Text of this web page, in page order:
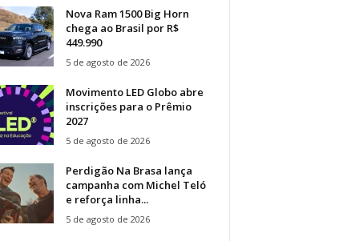
Nova Ram 1500 Big Horn
chega ao Brasil por R$
449.990
5 de agosto de 2026
Movimento LED Globo abre
inscrições para o Prêmio
2027
5 de agosto de 2026
Perdigão Na Brasa lança
campanha com Michel Teló
e reforça linha...
5 de agosto de 2026